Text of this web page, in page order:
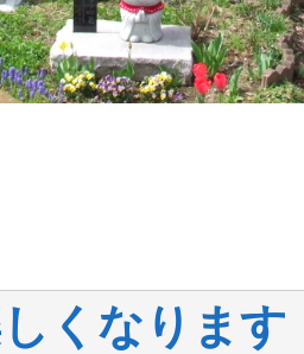
くなります